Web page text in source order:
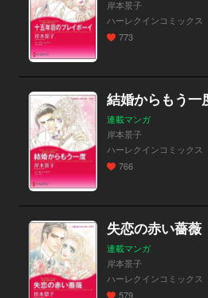
岸本景子
ハーレクインコミックス
773
結婚からもう一
連載マンガ
岸本景子
ハーレクインコミックス
766
失恋の赤い薔薇
連載マンガ
岸本景子
ハーレクインコミックス
579